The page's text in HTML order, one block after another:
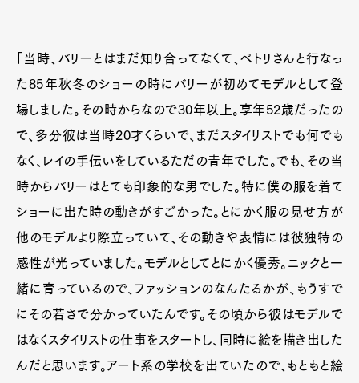
「当時、バリーとはまだ知り合ってなくて、ペトリさんと行なっ
た85年秋冬のショーの時にバリーが初めてモデルとして登
場しました。その時からなので30年以上。享年52歳だったの
で、多分彼は当時20才くらいで、まだスタイリストでも何でも
なく、レイの手伝いをしているただの青年でした。でも、その当
時からバリーはとても印象的な男でした。特に僕の服を着て
ショーに出た時の動きがすごかった。とにかく服の見せ方が
他のモデルより際立っていて、その動きや表情には彼独特の
感性が光っていました。モデルとしてとにかく優秀。ニックと一
緒に育っているので、ファッションのなんたるかが、もうすで
にその若さで分かっていたんです。その頃から彼はモデルで
はなくスタイリストの仕事をスタートし、同時に絵を描き出した
んだと思います。アート系の学校を出ていたので、もともと絵